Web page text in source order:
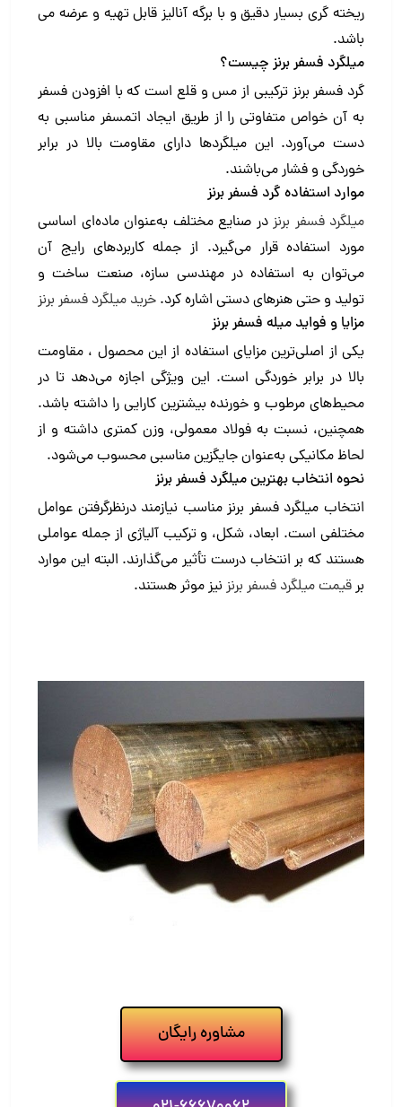
ریخته گری بسیار دقیق و با برگه آنالیز قابل تهیه و عرضه می
باشد.
میلگرد فسفر برنز چیست؟
گرد فسفر برنز ترکیبی از مس و قلع است که با افزودن فسفر
به آن خواص متفاوتی را از طریق ایجاد اتمسفر مناسبی به
دست می‌آورد. این میلگرد‌ها دارای مقاومت بالا در برابر
خوردگی و فشار می‌باشند.
موارد استفاده گرد فسفر برنز
میلگرد فسفر برنز در صنایع مختلف به‌عنوان ماده‌ای اساسی
مورد استفاده قرار می‌گیرد. از جمله کاربردهای رایج آن
می‌توان به استفاده در مهندسی سازه، صنعت ساخت و
تولید و حتی هنرهای دستی اشاره کرد. خرید میلگرد فسفر برنز
مزایا و فواید میله فسفر برنز
یکی از اصلی‌ترین مزایای استفاده از این محصول ، مقاومت
بالا در برابر خوردگی است. این ویژگی اجازه می‌دهد تا در
محیط‌های مرطوب و خورنده بیشترین کارایی را داشته باشد.
همچنین، نسبت به فولاد معمولی، وزن کمتری داشته و از
لحاظ مکانیکی به‌عنوان جایگزین مناسبی محسوب می‌شود.
نحوه انتخاب بهترین میلگرد فسفر برنز
انتخاب میلگرد فسفر برنز مناسب نیازمند درنظرگرفتن عوامل
مختلفی است. ابعاد، شکل، و ترکیب آلیاژی از جمله عواملی
هستند که بر انتخاب درست تأثیر می‌گذارند. البته این موارد
برقیمت میلگرد فسفر برنز نیز موثر هستند.
مشاوره رایگان